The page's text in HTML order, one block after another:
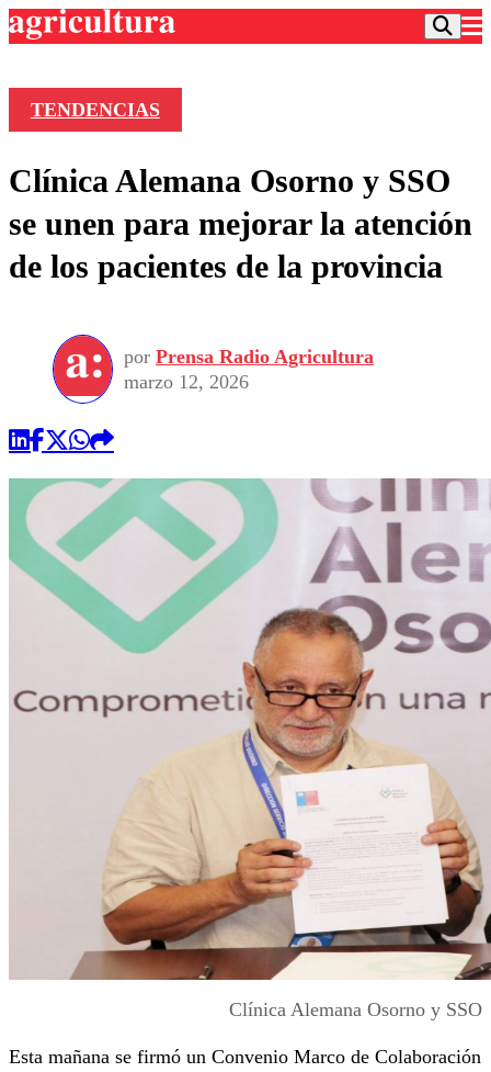
Frecuencias
Agricultura TV
Deportes
Colo Colo
Seleccion Chilena
Torneo Internacional
Universidad de Chile
Entretención
Economía
Internacional
Sustentabilidad
Publicaciones en medios
Opinión
TENDENCIAS
Clínica Alemana Osorno y SSO
se unen para mejorar la atención
de los pacientes de la provincia
por Prensa Radio Agricultura
marzo 12, 2026
Clínica Alemana Osorno y SSO
Esta mañana se firmó un Convenio Marco de Colaboración